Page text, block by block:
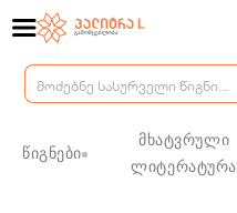
წიგნები
მხატვრული
ლიტერატურა